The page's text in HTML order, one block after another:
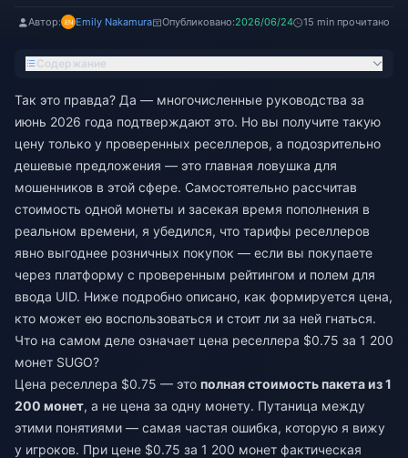
Автор: Emily Nakamura Опубликовано:2026/06/24 15 min прочитано
Содержание
Так это правда? Да — многочисленные руководства за
июнь 2026 года подтверждают это. Но вы получите такую
цену только у проверенных реселлеров, а подозрительно
дешевые предложения — это главная ловушка для
мошенников в этой сфере. Самостоятельно рассчитав
стоимость одной монеты и засекая время пополнения в
реальном времени, я убедился, что тарифы реселлеров
явно выгоднее розничных покупок — если вы покупаете
через платформу с проверенным рейтингом и полем для
ввода UID. Ниже подробно описано, как формируется цена,
кто может ею воспользоваться и стоит ли за ней гнаться.
Что на самом деле означает цена реселлера $0.75 за 1 200
монет SUGO?
Цена реселлера $0.75 — это полная стоимость пакета из 1
200 монет, а не цена за одну монету. Путаница между
этими понятиями — самая частая ошибка, которую я вижу
у игроков. При цене $0.75 за 1 200 монет фактическая